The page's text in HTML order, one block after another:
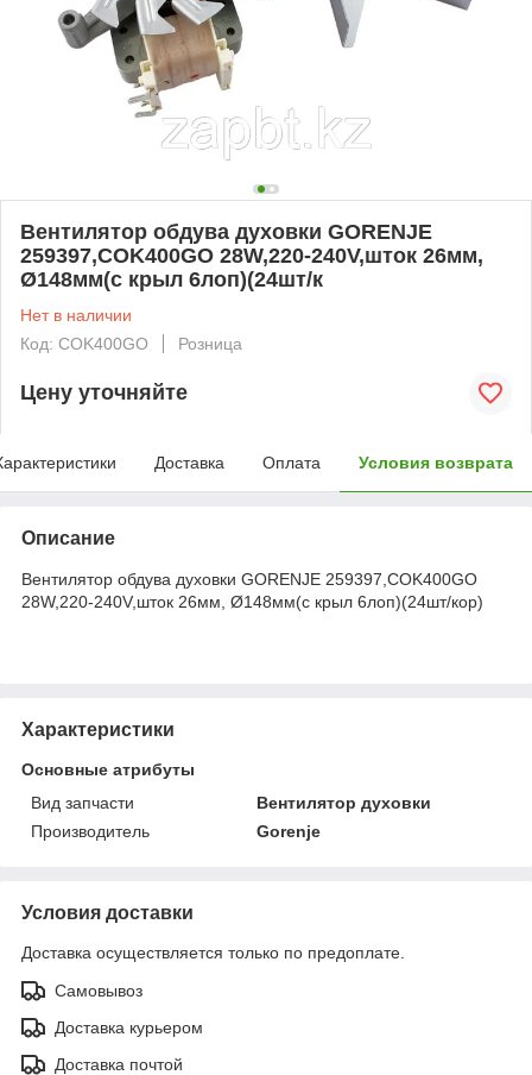
Вентилятор обдува духовки GORENJE
259397,COK400GO 28W,220-240V,шток 26мм,
Ø148мм(с крыл 6лоп)(24шт/к
Нет в наличии
Код: COK400GO
Розница
Цену уточняйте
Доставка Оплата Условия возврата
Описание
Вентилятор обдува духовки GORENJE 259397,COK400GO
28W,220-240V,шток 26мм, Ø148мм(с крыл 6лоп)(24шт/кор)
Характеристики
Основные атрибуты
Вид запчасти
Вентилятор духовки
Производитель
Gorenje
Условия доставки
Доставка осуществляется только по предоплате.
Самовывоз
Доставка курьером
Доставка почтой